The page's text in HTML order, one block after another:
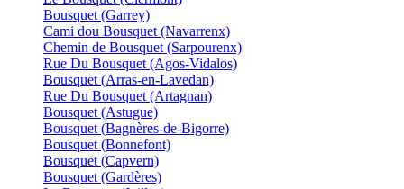
Bousquet (Garrey)
Cami dou Bousquet (Navarrenx)
Chemin de Bousquet (Sarpourenx)
Rue Du Bousquet (Agos-Vidalos)
Bousquet (Arras-en-Lavedan)
Rue Du Bousquet (Artagnan)
Bousquet (Astugue)
Bousquet (Bagnères-de-Bigorre)
Bousquet (Bonnefont)
Bousquet (Capvern)
Bousquet (Gardères)